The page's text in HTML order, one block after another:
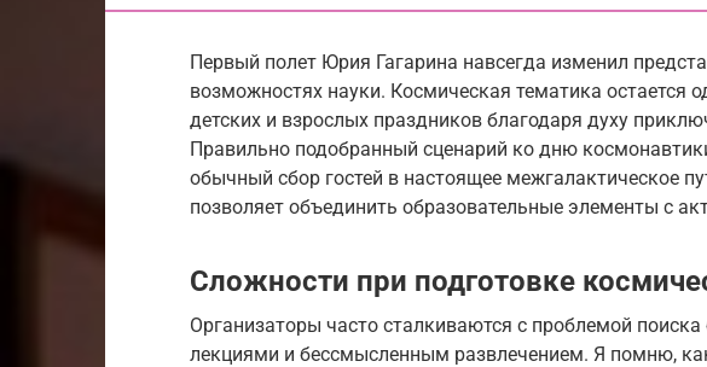
Первый полет Юрия Гагарина навсегда изменил
возможностях науки. Космическая тематика остается
детских и взрослых праздников благодаря духу
Правильно подобранный сценарий ко дню
обычный сбор гостей в настоящее межгалактическое
позволяет объединить образовательные элементы с
Сложности при подготовке
Организаторы часто сталкиваются с проблемой
лекциями и бессмысленным развлечением. Я помню,